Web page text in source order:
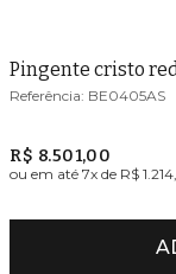
Pingente cristo
BE0405AS
R$ 8.501,00
ou em até 7x de R$